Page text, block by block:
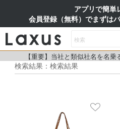
アプリで簡単
会員登録（無料）でまずは
【重要】当社と類似社名を名
検索結果：検索結果